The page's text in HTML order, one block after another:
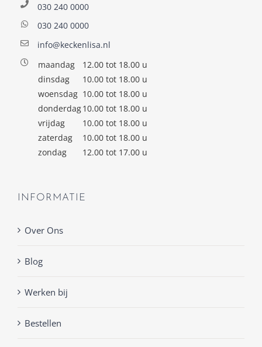
030 240 0000
030 240 0000
info@keckenlisa.nl
maandag
12.00 tot 18.00 u
dinsdag
10.00 tot 18.00 u
woensdag 10.00 tot 18.00 u
donderdag10.00 tot 18.00 u
vrijdag
10.00 tot 18.00 u
zaterdag
10.00 tot 18.00 u
zondag
12.00 tot 17.00 u
INFORMATIE
Over Ons
Blog
Werken bij
Bestellen